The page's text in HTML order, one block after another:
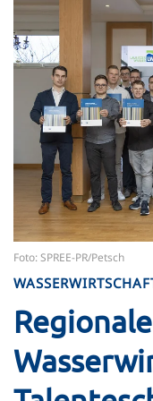
Foto: SPREE-PR/Petsch
Regionale